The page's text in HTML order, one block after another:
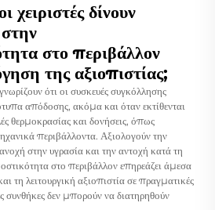
χειριστές δίνουν
στο περιβάλλον
της αξιοπιστίας;
ότι οι συσκευές συγκόλλησης
απόδοσης, ακόμα και όταν εκτίθενται
θερμοκρασίας και δονήσεις, όπως
περιβάλλοντα. Αξιολογούν την
στην υγρασία και την αντοχή κατά τη
στο περιβάλλον επηρεάζει άμεσα
τη λειτουργική αξιοπιστία σε πραγματικές
συνθήκες δεν μπορούν να διατηρηθούν